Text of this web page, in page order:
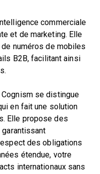
commerciale
et de marketing. Elle
numéros de mobiles
B2B, facilitant ainsi
Cognism se distingue
en fait une solution
Elle propose des
des obligations
étendue, votre
internationaux sans